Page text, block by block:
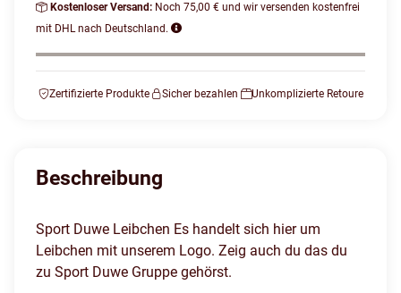
Kostenloser Versand: Noch 75,00 € und wir versenden kostenfrei
mit DHL nach Deutschland.
Zertifizierte Produkte Sicher bezahlen Unkomplizierte Retoure
Beschreibung
Sport Duwe Leibchen Es handelt sich hier um
Leibchen mit unserem Logo. Zeig auch du das du
zu Sport Duwe Gruppe gehörst.